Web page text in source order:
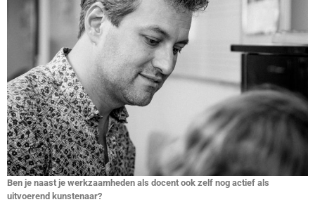
Ben je naast je werkzaamheden als docent ook zelf nog actief als
uitvoerend kunstenaar?